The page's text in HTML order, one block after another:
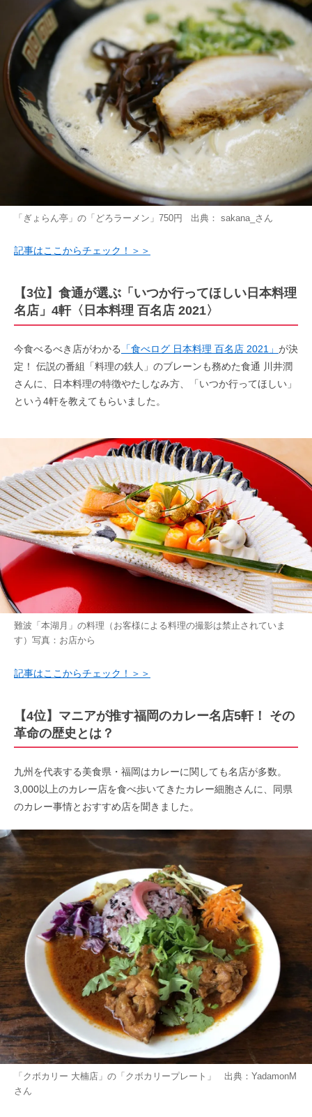
「ぎょらん亭」の「どろラーメン」750円 出典： sakana_ さん
記事はここからチェック！＞＞
【3位】食通が選ぶ「いつか行ってほしい日本料理
名店」4軒〈日本料理 百名店 2021〉
今食べるべき店がわかる 「食べログ 日本料理 百名店 2021」 が決
定！ 伝説の番組「料理の鉄人」のブレーンも務めた食通 川井潤
さんに、日本料理の特徴やたしなみ方、「いつか行ってほしい」
という4軒を教えてもらいました。
難波「本湖月」の料理（お客様による料理の撮影は禁止されていま
す）写真：お店から
記事はここからチェック！＞＞
【4位】マニアが推す福岡のカレー名店5軒！ その
革命の歴史とは？
九州を代表する美食県・福岡はカレーに関しても名店が多数。
3,000以上のカレー店を食べ歩いてきたカレー細胞さんに、同県
のカレー事情とおすすめ店を聞きました。
「クボカリー 大楠店」の「クボカリープレート」 出典： YadamonM
さん